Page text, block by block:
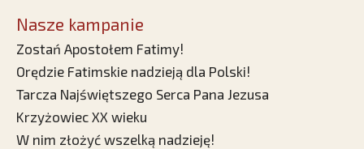
Nasze kampanie
Zostań Apostołem Fatimy!
Orędzie Fatimskie nadzieją dla Polski!
Tarcza Najświętszego Serca Pana Jezusa
Krzyżowiec XX wieku
W nim złożyć wszelką nadzieję!